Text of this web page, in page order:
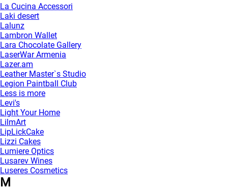
La Cucina Accessori
Laki desert
Lalunz
Lambron Wallet
Lara Chocolate Gallery
LaserWar Armenia
Lazer.am
Leather Master`s Studio
Legion Paintball Club
Less is more
Levi's
Light Your Home
LilmArt
LipLickCake
Lizzi Cakes
Lumiere Optics
Lusarev Wines
Luseres Cosmetics
M